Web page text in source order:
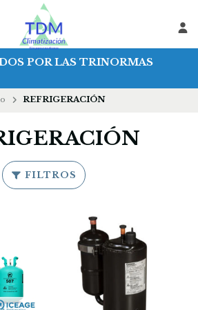
POR LAS TRINORMAS
REFRIGERACIÓN
FILTROS